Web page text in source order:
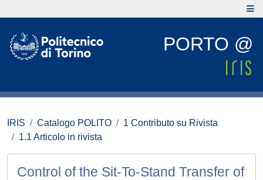
PORTO @
IRIS Catalogo POLITO
1 Contributo su Rivista
1.1 Articolo in rivista
Control of the Sit-To-Stand Transfer of